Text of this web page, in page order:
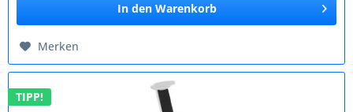
In den Warenkorb
Merken
TIPP!